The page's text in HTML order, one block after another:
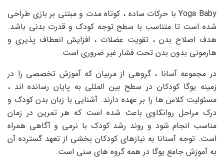
Yoga Baby با حرکات ساده ، کوتاه مدت و مبتنی بر بازی طراحی
شده است تا متناسب با سطح توجه کودک و قدرت بدنی باشد.
هدف اصلاح بدن ، تقویت عضلات ، افزایش انعطاف پذیری و
هارمونی بدون بدن تحت فشار غیر ضروری است.
در مجموعه آسانا ، گروهی از مربیان که آموزش تخصصی را در
زمینه یوگا کودکان در سطح بین المللی به پایان رسانده اند ،
مسئولیت کلاس ها را بر عهده دارند. آشنایی با زبان بدن کودک و
درک مراحل روانکاوی باعث شده است که هر تمرین در زمان
مناسب انجام شود و روند رشد کودک با نرمی و آگاهی همراه
است. توجه آسنانا به نیازهای کودکان بخشی از تعهد گسترده آن
به آموزش جامع یوگا در همه گروه های سنی است.